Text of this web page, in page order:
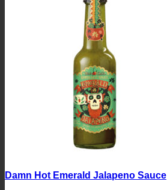
Damn Hot Emerald Jalapeno Sauce